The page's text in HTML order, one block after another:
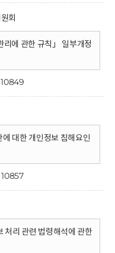
회
리에 관한 규칙」 일부개정
10849
대한 개인정보 침해요인
10857
처리 관련 법령해석에 관한